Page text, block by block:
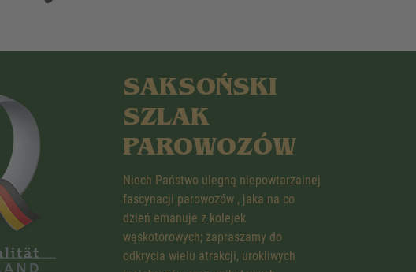
SAKSOŃSKI
SZLAK
PAROWOZÓW
Niech Państwo ulegną niepowtarzalnej
fascynacji parowozów , jaka na co
dzień emanuje z kolejek
wąskotorowych; zapraszamy do
odkrycia wielu atrakcji, urokliwych